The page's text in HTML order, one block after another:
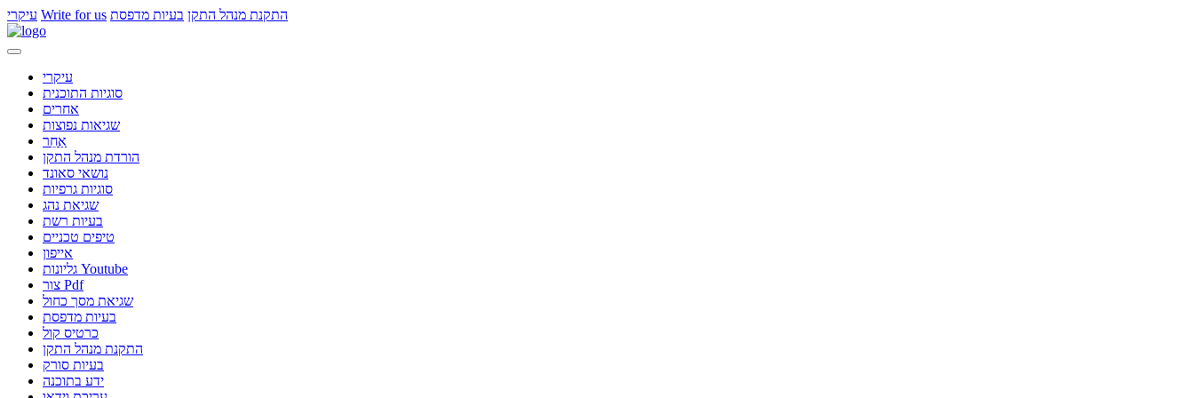
עיקרי Write for us התקנת מנהל התקן בעיות מדפסת
עיקרי
סוגיות התוכנית
אחרים
שגיאות נפוצות
אַחֵר
הורדת מנהל התקן
נושאי סאונד
סוגיות גרפיות
שגיאת נהג
בעיות רשת
טיפים טכניים
אייפון
גליונות Youtube
צור Pdf
שגיאת מסך כחול
בעיות מדפסת
כרטיס קול
התקנת מנהל התקן
בעיות סורק
ידע בתוכנה